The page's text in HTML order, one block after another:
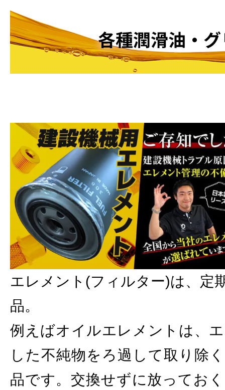
エレメント(フィルター)は、定
品。
例えばオイルエレメントは、
した不純物をろ過して取り除
品です。交換せずに放ってお